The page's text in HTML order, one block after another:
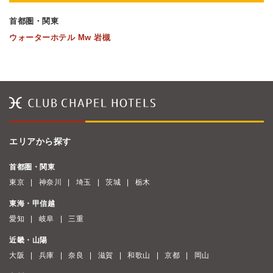
首都圏・関東
ウォーターホテル Mw 岩槻
エリアから探す
首都圏・関東
東京
神奈川 埼玉 茨城 栃木
東海・甲信越
愛知
岐阜 三重
近畿・山陽
大阪
兵庫 奈良 滋賀 和歌山 京都 岡山